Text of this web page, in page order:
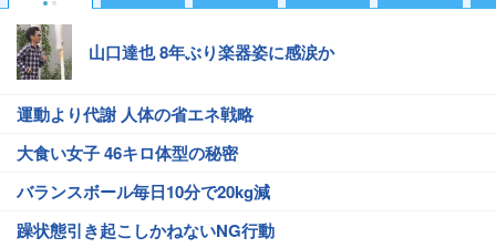
山口達也 8年ぶり楽器姿に感涙か
運動より代謝 人体の省エネ戦略
大食い女子 46キロ体型の秘密
バランスボール毎日10分で20kg減
躁状態引き起こしかねないNG行動